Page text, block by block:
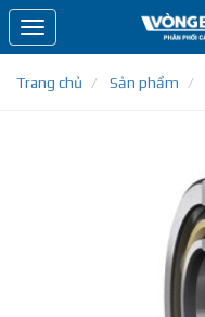
Toggle
navigation
Trang chủ
Sản phẩm